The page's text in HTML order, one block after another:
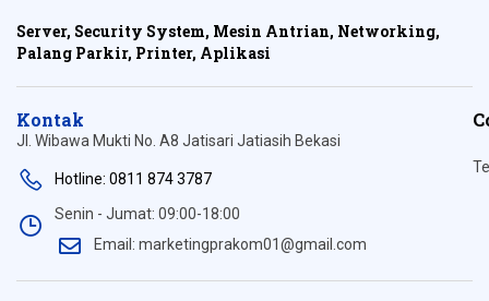
Server, Security System, Mesin Antrian, Networking,
Palang Parkir, Printer, Aplikasi
Kontak
Jl. Wibawa Mukti No. A8 Jatisari Jatiasih Bekasi
Hotline: 0811 874 3787
Senin - Jumat: 09:00-18:00
Email: marketingprakom01@gmail.com